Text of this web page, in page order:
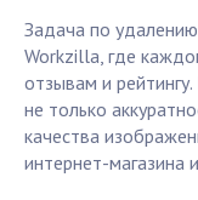
Задача по
Workzilla, где
отзывам и
не только
качества
интернет-магазина